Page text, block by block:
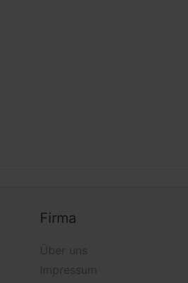
Firma
Über uns
Impressum